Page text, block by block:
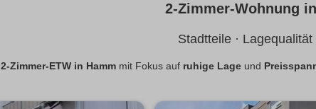
2-Zimmer-Wohnung
Stadtteile ·
2-Zimmer-ETW in Hammmit Fokus auf ruhige Lageund